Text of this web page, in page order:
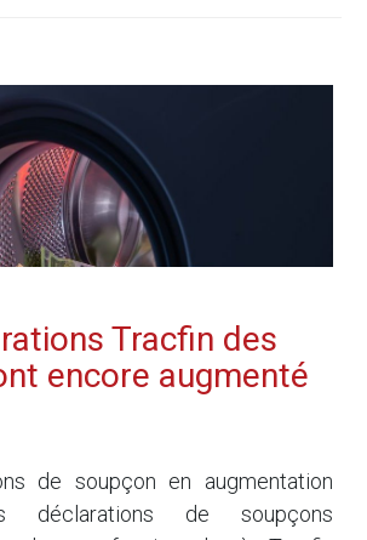
Tracfin des
encore augmenté
de soupçon en augmentation
déclarations de soupçons